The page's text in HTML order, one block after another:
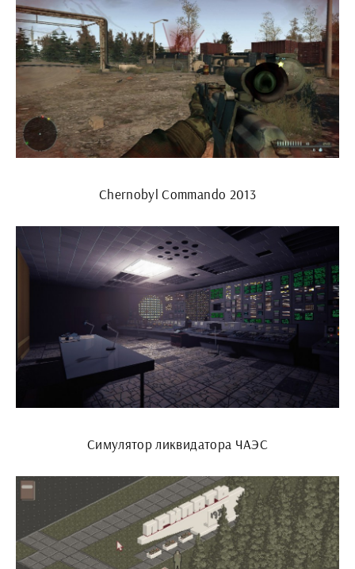
Chernobyl Commando 2013
Симулятор ликвидатора ЧАЭС